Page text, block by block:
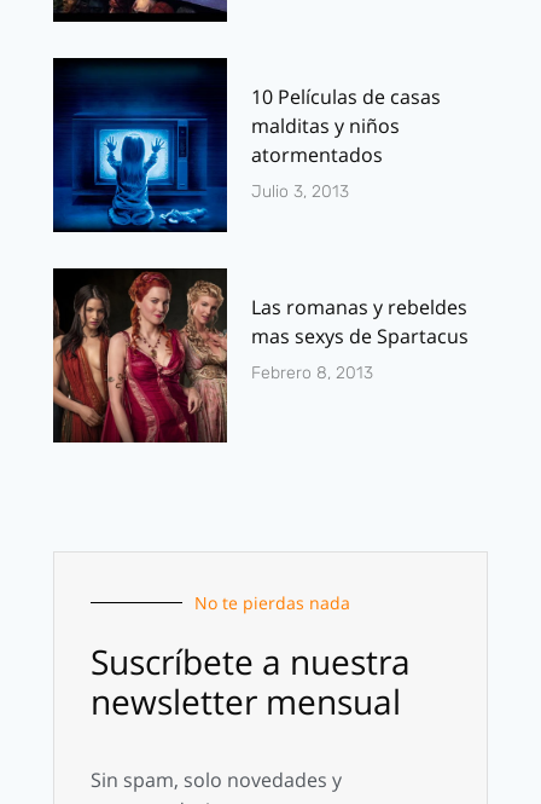
10 Películas de casas
malditas y niños
atormentados
Julio 3, 2013
Las romanas y rebeldes
mas sexys de Spartacus
Febrero 8, 2013
No te pierdas nada
Suscríbete a nuestra
newsletter mensual
Sin spam, solo novedades y